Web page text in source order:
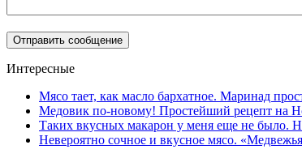
Интересные
Мясо тает, как масло бархатное. Маринад
Медовик по-новому! Простейший рецепт на
Таких вкусных макарон у меня еще не было.
Невероятно сочное и вкусное мясо.